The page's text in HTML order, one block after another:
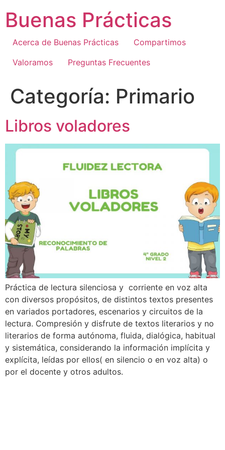
contenido
Buenas Prácticas
Acerca de Buenas Prácticas
Compartimos
Valoramos
Preguntas Frecuentes
Categoría: Primario
Libros voladores
Práctica de lectura silenciosa y corriente en voz alta
con diversos propósitos, de distintos textos presentes
en variados portadores, escenarios y circuitos de la
lectura. Compresión y disfrute de textos literarios y no
literarios de forma autónoma, fluida, dialógica, habitual
y sistemática, considerando la información implícita y
explícita, leídas por ellos( en silencio o en voz alta) o
por el docente y otros adultos.